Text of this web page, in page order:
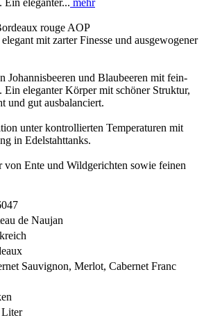
rouge AOP
mit zarter Finesse und ausgewogener
Johannisbeeren und Blaubeeren mit fein-
eleganter Körper mit schöner Struktur,
und gut ausbalanciert.
unter kontrollierten Temperaturen mit
in Edelstahttanks.
von Ente und Wildgerichten sowie feinen
de Naujan
Sauvignon, Merlot, Cabernet Franc